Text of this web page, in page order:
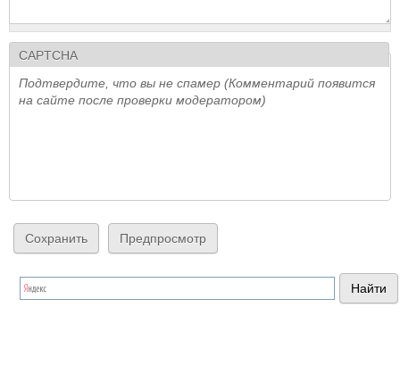
CAPTCHA
Подтвердите, что вы не спамер (Комментарий появится
на сайте после проверки модератором)